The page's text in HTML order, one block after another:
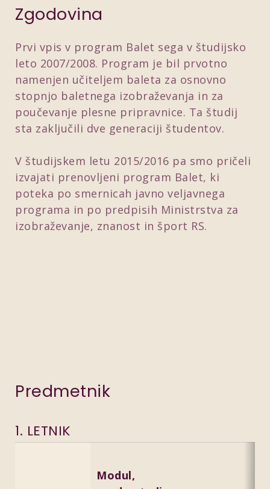
Zgodovina
Prvi vpis v program Balet sega v študijsko
leto 2007/2008. Program je bil prvotno
namenjen učiteljem baleta za osnovno
stopnjo baletnega izobraževanja in za
poučevanje plesne pripravnice. Ta študij
sta zaključili dve generaciji študentov.
V študijskem letu 2015/2016 pa smo pričeli
izvajati prenovljeni program Balet, ki
poteka po smernicah javno veljavnega
programa in po predpisih Ministrstva za
izobraževanje, znanost in šport RS.
Predmetnik
1. LETNIK
Modul,